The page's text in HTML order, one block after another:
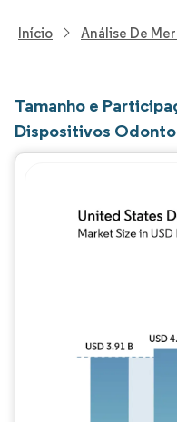
Início Análise De
Tamanho e
Dispositivos